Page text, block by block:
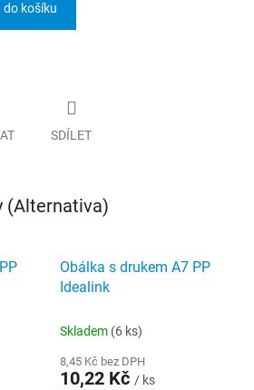
do košíku
SDÍLET
(Alternativa)
Obálka s drukem A7 PP
Idealink
Skladem (6 ks)
8,45 Kč bez DPH
10,22 Kč / ks